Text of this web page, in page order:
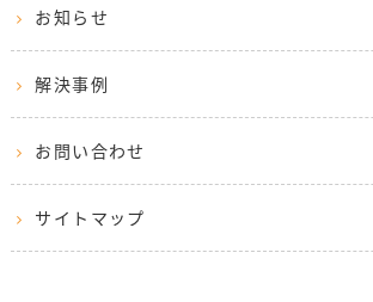
お知らせ
解決事例
お問い合わせ
サイトマップ